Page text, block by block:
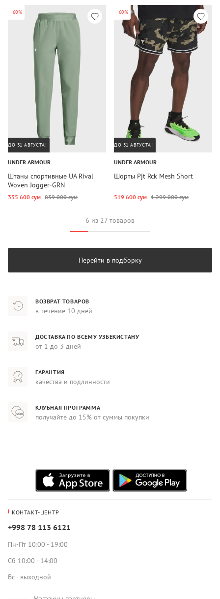
-60%
ДО 31 АВГУСТА!
UNDER ARMOUR
Штаны спортивные UA Rival
Woven Jogger-GRN
335 600 сум 839 000 сум
-60%
ДО 31 АВГУСТА!
UNDER ARMOUR
Шорты Pjt Rck Mesh Short
519 600 сум 1 299 000 сум
6 из 27 товаров
Перейти в подборку
ВОЗВРАТ ТОВАРОВ
в течение 10 дней
ДОСТАВКА ПО ВСЕМУ УЗБЕКИСТАНУ
от 1 до 3 дней
ГАРАНТИЯ
качества и подлинности
КЛУБНАЯ ПРОГРАММА
получайте до 15% от суммы покупки
КОНТАКТ-ЦЕНТР
+998 78 113 6121
Пн-Пт 10:00 - 19:00
Сб 10:00 - 14:00
Вс - выходной